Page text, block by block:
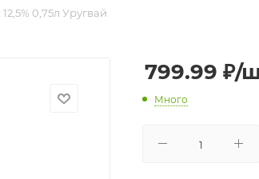
0,75л Уругвай
799.99 ₽/
Много